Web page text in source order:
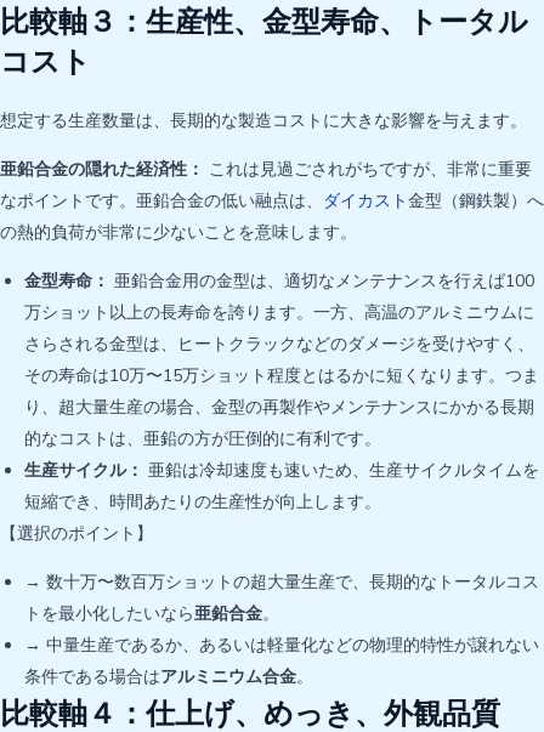
比較軸３：生産性、金型寿命、トータル
コスト
想定する生産数量は、長期的な製造コストに大きな影響を与えます。
亜鉛合金の隠れた経済性： これは見過ごされがちですが、非常に重要
なポイントです。亜鉛合金の低い融点は、
ダイカスト金型（鋼鉄製）へ
の熱的負荷が非常に少ないことを意味します。
金型寿命： 亜鉛合金用の金型は、適切なメンテナンスを行えば100
万ショット以上の長寿命を誇ります。一方、高温のアルミニウムに
さらされる金型は、ヒートクラックなどのダメージを受けやすく、
その寿命は10万〜15万ショット程度とはるかに短くなります。つま
り、超大量生産の場合、金型の再製作やメンテナンスにかかる長期
的なコストは、亜鉛の方が圧倒的に有利です。
生産サイクル： 亜鉛は冷却速度も速いため、生産サイクルタイムを
短縮でき、時間あたりの生産性が向上します。
【選択のポイント】
→ 数十万〜数百万ショットの超大量生産で、長期的なトータルコス
トを最小化したいなら亜鉛合金。
→ 中量生産であるか、あるいは軽量化などの物理的特性が譲れない
条件である場合はアルミニウム合金。
比較軸４：仕上げ、めっき、外観品質